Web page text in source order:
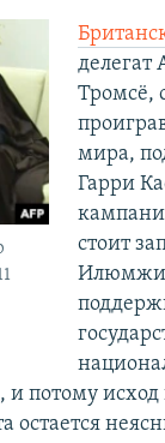
делегат
Тромсё,
мира,
Гарри
стоит
исход
остается